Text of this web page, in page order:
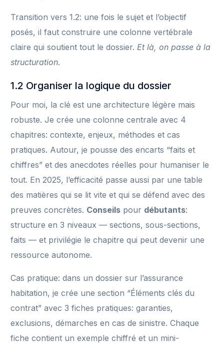
Transition vers 1.2: une fois le sujet et l’objectif
posés, il faut construire une colonne vertébrale
claire qui soutient tout le dossier.Et là, on passe à la
structuration.
1.2 Organiser la logique du dossier
Pour moi, la clé est une architecture légère mais
robuste. Je crée une colonne centrale avec 4
chapitres: contexte, enjeux, méthodes et cas
pratiques. Autour, je pousse des encarts “faits et
chiffres” et des anecdotes réelles pour humaniser le
tout. En 2025, l’efficacité passe aussi par une table
des matières qui se lit vite et qui se défend avec des
preuves concrètes. Conseils pour débutants:
structure en 3 niveaux — sections, sous-sections,
faits — et privilégie le chapitre qui peut devenir une
ressource autonome.
Cas pratique: dans un dossier sur l’assurance
habitation, je crée une section “Éléments clés du
contrat” avec 3 fiches pratiques: garanties,
exclusions, démarches en cas de sinistre. Chaque
fiche contient un exemple chiffré et un mini-